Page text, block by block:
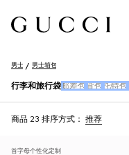
男士 男士箱包
行李和旅行袋 邮差包 背包 托特包
商品 23 排序方式： 推荐
首字母个性化定制